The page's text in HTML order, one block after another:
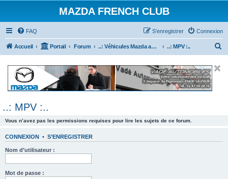
MAZDA FRENCH CLUB
FAQ Connexion
S’enregistrer
Accueil Portail Forum ..: Véhicules Mazda ancien (<2003) :.. ..: MPV :..
e
..: MPV :..
Vous n’avez pas les permissions requises pour lire les sujets de ce forum.
CONNEXION • S’ENREGISTRER
Nom d’utilisateur :
Mot de passe :